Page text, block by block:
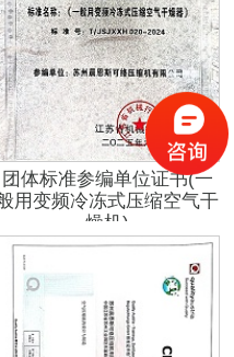
团体标准参编单位证书(一
用变频冷冻式压缩空气干
燥机)